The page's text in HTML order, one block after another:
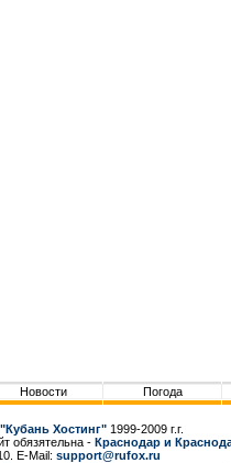
Новости Погода
Хостинг" 1999-2009 г.г.
обязятельна - Краснодар и
E-Mail: support@rufox.ru